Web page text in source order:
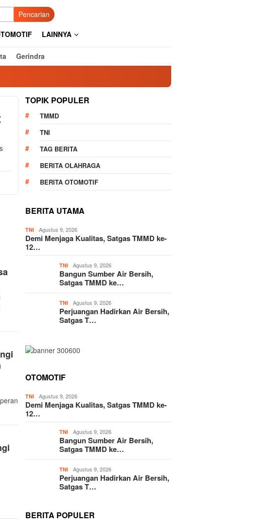
Pencarian
LAINNYA
Gerindra
TOPIK POPULER
TMMD
TNI
TAG BERITA
BERITA OLAHRAGA
BERITA OTOMOTIF
BERITA UTAMA
TNI Agustus 9, 2026
Demi Menjaga Kualitas, Satgas TMMD ke-
12…
TNI Agustus 9, 2026
Bangun Sumber Air Bersih,
Satgas TMMD ke…
TNI Agustus 9, 2026
Perjuangan Hadirkan Air Bersih,
Satgas T…
OTOMOTIF
TNI Agustus 9, 2026
Demi Menjaga Kualitas, Satgas TMMD ke-
12…
TNI Agustus 9, 2026
Bangun Sumber Air Bersih,
Satgas TMMD ke…
TNI Agustus 9, 2026
Perjuangan Hadirkan Air Bersih,
Satgas T…
BERITA POPULER